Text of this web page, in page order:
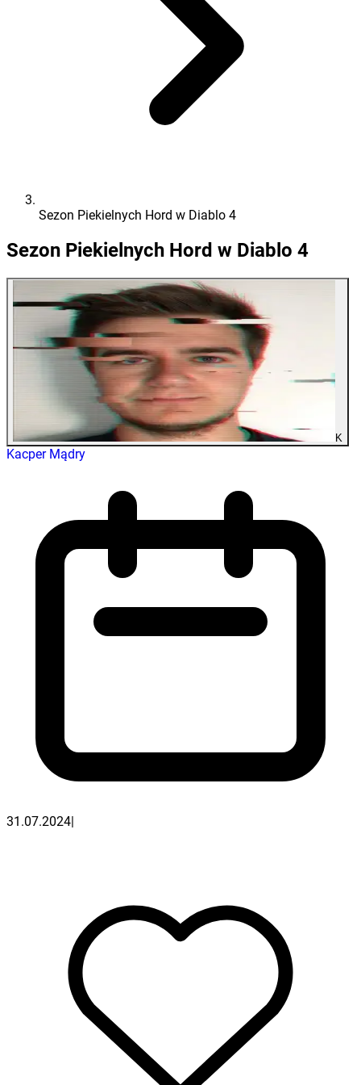
Sezon Piekielnych Hord w Diablo 4
Sezon Piekielnych Hord w Diablo 4
K
Kacper Mądry
31.07.2024|